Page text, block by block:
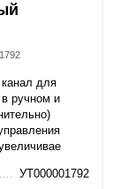
для
ручном и
УТ000001792